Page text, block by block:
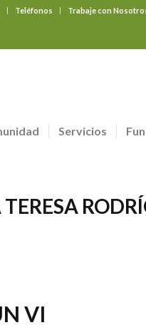
Teléfonos Trabaje con
Servicios
VI